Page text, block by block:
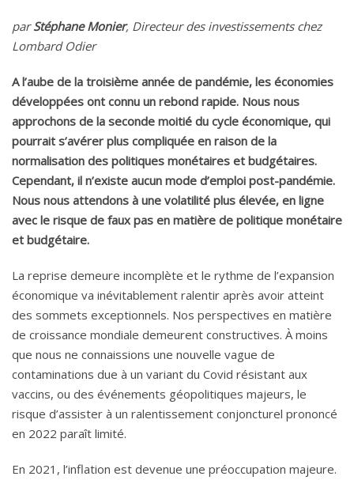
parStéphane Monier, Directeur des investissements chez
Lombard Odier
A l’aube de la troisième année de pandémie, les économies
développées ont connu un rebond rapide. Nous nous
approchons de la seconde moitié du cycle économique, qui
pourrait s’avérer plus compliquée en raison de la
normalisation des politiques monétaires et budgétaires.
Cependant, il n’existe aucun mode d’emploi post-pandémie.
Nous nous attendons à une volatilité plus élevée, en ligne
avec le risque de faux pas en matière de politique monétaire
et budgétaire.
La reprise demeure incomplète et le rythme de l’expansion
économique va inévitablement ralentir après avoir atteint
des sommets exceptionnels. Nos perspectives en matière
de croissance mondiale demeurent constructives. À moins
que nous ne connaissions une nouvelle vague de
contaminations due à un variant du Covid résistant aux
vaccins, ou des événements géopolitiques majeurs, le
risque d’assister à un ralentissement conjoncturel prononcé
en 2022 paraît limité.
En 2021, l’inflation est devenue une préoccupation majeure.